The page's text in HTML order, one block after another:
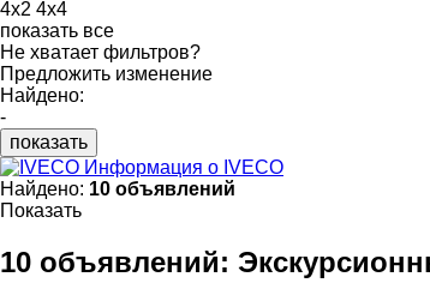
4x2 4x4
показать все
Не хватает фильтров?
Предложить изменение
Найдено:
-
показать
Информация о IVECO
Найдено: 10 объявлений
Показать
10 объявлений: